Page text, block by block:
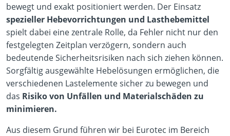
bewegt und exakt positioniert werden. Der Einsatz
spezieller Hebevorrichtungen und Lasthebemittel
spielt dabei eine zentrale Rolle, da Fehler nicht nur den
festgelegten Zeitplan verzögern, sondern auch
bedeutende Sicherheitsrisiken nach sich ziehen können.
Sorgfältig ausgewählte Hebelösungen ermöglichen, die
verschiedenen Lastelemente sicher zu bewegen und
das Risiko von Unfällen und Materialschäden zu
minimieren.
Aus diesem Grund führen wir bei Eurotec im Bereich